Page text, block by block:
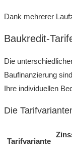
Dank mehrerer
Baukredit-
Die
Baufinanzierung
Ihre individuellen
Die
Tarifvariante